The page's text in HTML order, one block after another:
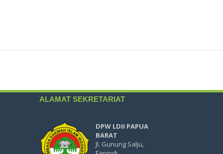
ALAMAT SEKRETARIAT
DPW LDII PAPUA
BARAT
Jl. Gunung Salju,